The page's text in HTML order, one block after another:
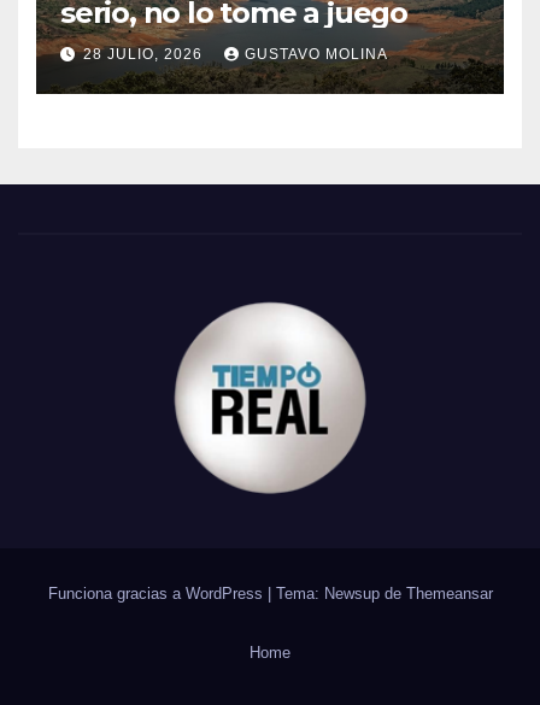
serio, no lo tome a juego
28 JULIO, 2026 GUSTAVO MOLINA
Funciona gracias a WordPress Tema: Newsup de Themeansar
Home